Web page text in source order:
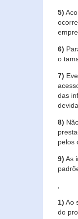
5)
6)
o
7)
das
8)
pelos
9) As
1) Ao
do